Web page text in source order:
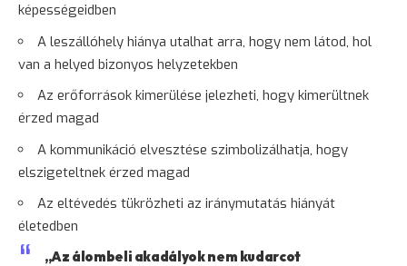
képességeidben
A leszállóhely hiánya utalhat arra, hogy nem látod, hol
van a helyed bizonyos helyzetekben
Az erőforrások kimerülése jelezheti, hogy kimerültnek
érzed magad
A kommunikáció elvesztése szimbolizálhatja, hogy
elszigeteltnek érzed magad
Az eltévedés tükrözheti az iránymutatás hiányát
életedben
„Az álombeli akadályok nem kudarcot